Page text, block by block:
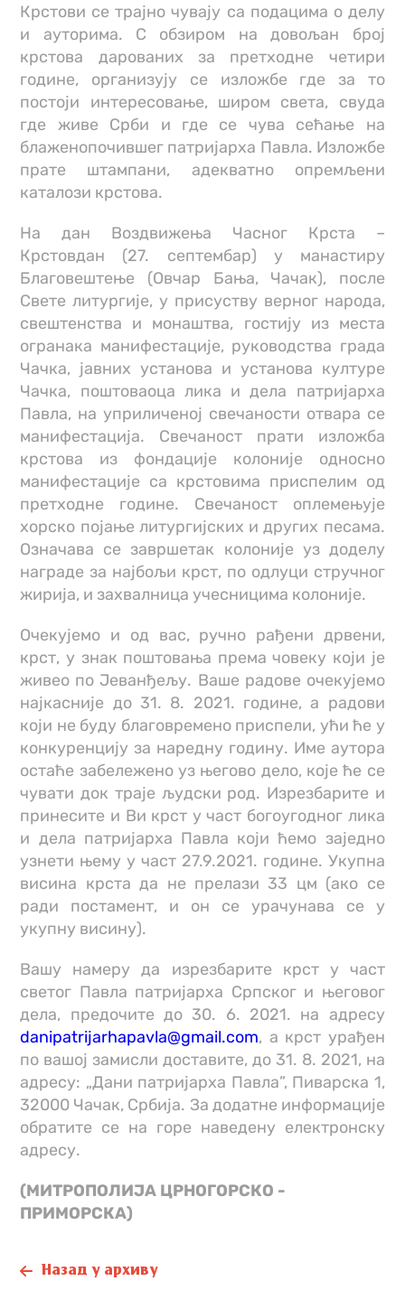
Крстови се трајно чувају са подацима о делу
и ауторима. С обзиром на довољан број
крстова дарованих за претходне четири
године, организују се изложбе где за то
постоји интересовање, широм света, свуда
где живе Срби и где се чува сећање на
блаженопочившег патријарха Павла. Изложбе
прате штампани, адекватно опремљени
каталози крстова.
На дан Воздвижења Часног Крста –
Крстовдан (27. септембар) у манастиру
Благовештење (Овчар Бања, Чачак), после
Свете литургије, у присуству верног народа,
свештенства и монаштва, гостију из места
огранака манифестације, руководства града
Чачка, јавних установа и установа културе
Чачка, поштоваоца лика и дела патријарха
Павла, на уприличеној свечаности отвара се
манифестација. Свечаност прати изложба
крстова из фондације колоније односно
манифестације са крстовима приспелим од
претходне године. Свечаност оплемењује
хорско појање литургијских и других песама.
Означава се завршетак колоније уз доделу
награде за најбољи крст, по одлуци стручног
жирија, и захвалница учесницима колоније.
Очекујемо и од вас, ручно рађени дрвени,
крст, у знак поштовања према човеку који је
живео по Јеванђељу. Ваше радове очекујемо
најкасније до 31. 8. 2021. године, а радови
који не буду благовремено приспели, ући ће у
конкуренцију за наредну годину. Име аутора
остаће забележено уз његово дело, које ће се
чувати док траје људски род. Изрезбарите и
принесите и Ви крст у част богоугодног лика
и дела патријарха Павла који ћемо заједно
узнети њему у част 27.9.2021. године. Укупна
висина крста да не прелази 33 цм (ако се
ради постамент, и он се урачунава се у
укупну висину).
Вашу намеру да изрезбарите крст у част
светог Павла патријарха Српског и његовог
дела, предочите до 30. 6. 2021. на адресу
danipatrijarhapavla@gmail.com, а крст урађен
по вашој замисли доставите, до 31. 8. 2021, на
адресу: „Дани патријарха Павла”, Пиварска 1,
32000 Чачак, Србија. За додатне информације
обратите се на горе наведену електронску
адресу.
(МИТРОПОЛИЈА ЦРНОГОРСКО -
ПРИМОРСКА)
Назад у архиву